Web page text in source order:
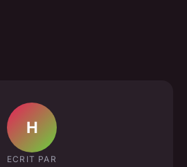
H
ECRIT PAR